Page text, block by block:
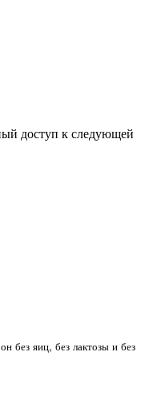
доступ к следующей
без яиц, без лактозы и без